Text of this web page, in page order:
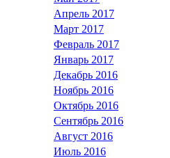
Апрель 2017
Март 2017
Февраль 2017
Январь 2017
Декабрь 2016
Ноябрь 2016
Октябрь 2016
Сентябрь 2016
Август 2016
Июль 2016